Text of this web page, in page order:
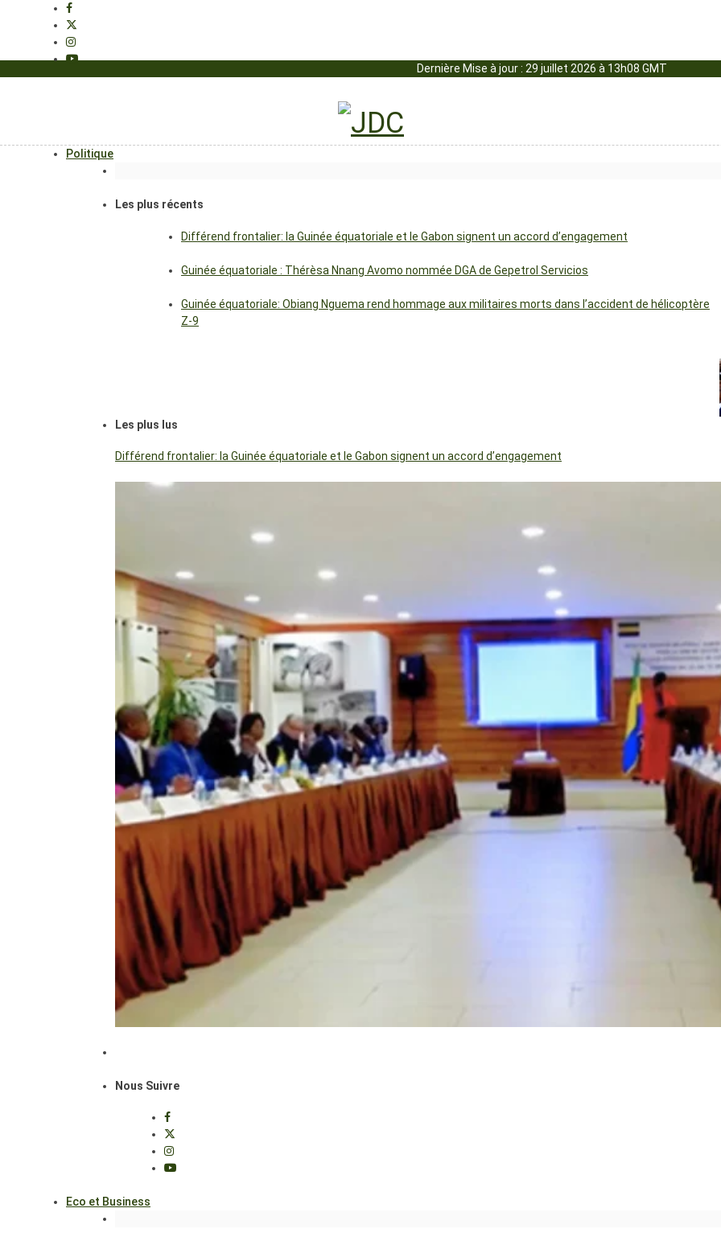
Dernière Mise à jour : 29 juillet 2026 à 13h08 GMT
Politique
Les plus récents
Différend frontalier: la Guinée équatoriale et le Gabon signent un accord d’engagement
Guinée équatoriale : Thérèsa Nnang Avomo nommée DGA de Gepetrol Servicios
Guinée équatoriale: Obiang Nguema rend hommage aux militaires morts dans l’accident de hélicoptère
Z-9
Les plus lus
Différend frontalier: la Guinée équatoriale et le Gabon signent un accord d’engagement
Nous Suivre
Eco et Business